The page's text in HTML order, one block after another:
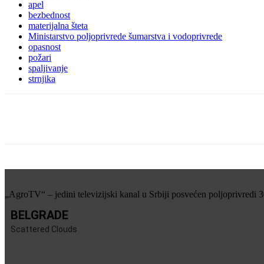
apel
bezbednost
materijalna šteta
Ministarstvo poljoprivrede šumarstva i vodoprivrede
opasnost
požari
spaljivanje
strnjika
„AgroTV“ – jedini televizijski kanal u Srbiji posvećen poljoprivredi
BELGRADE
Scattered Clouds